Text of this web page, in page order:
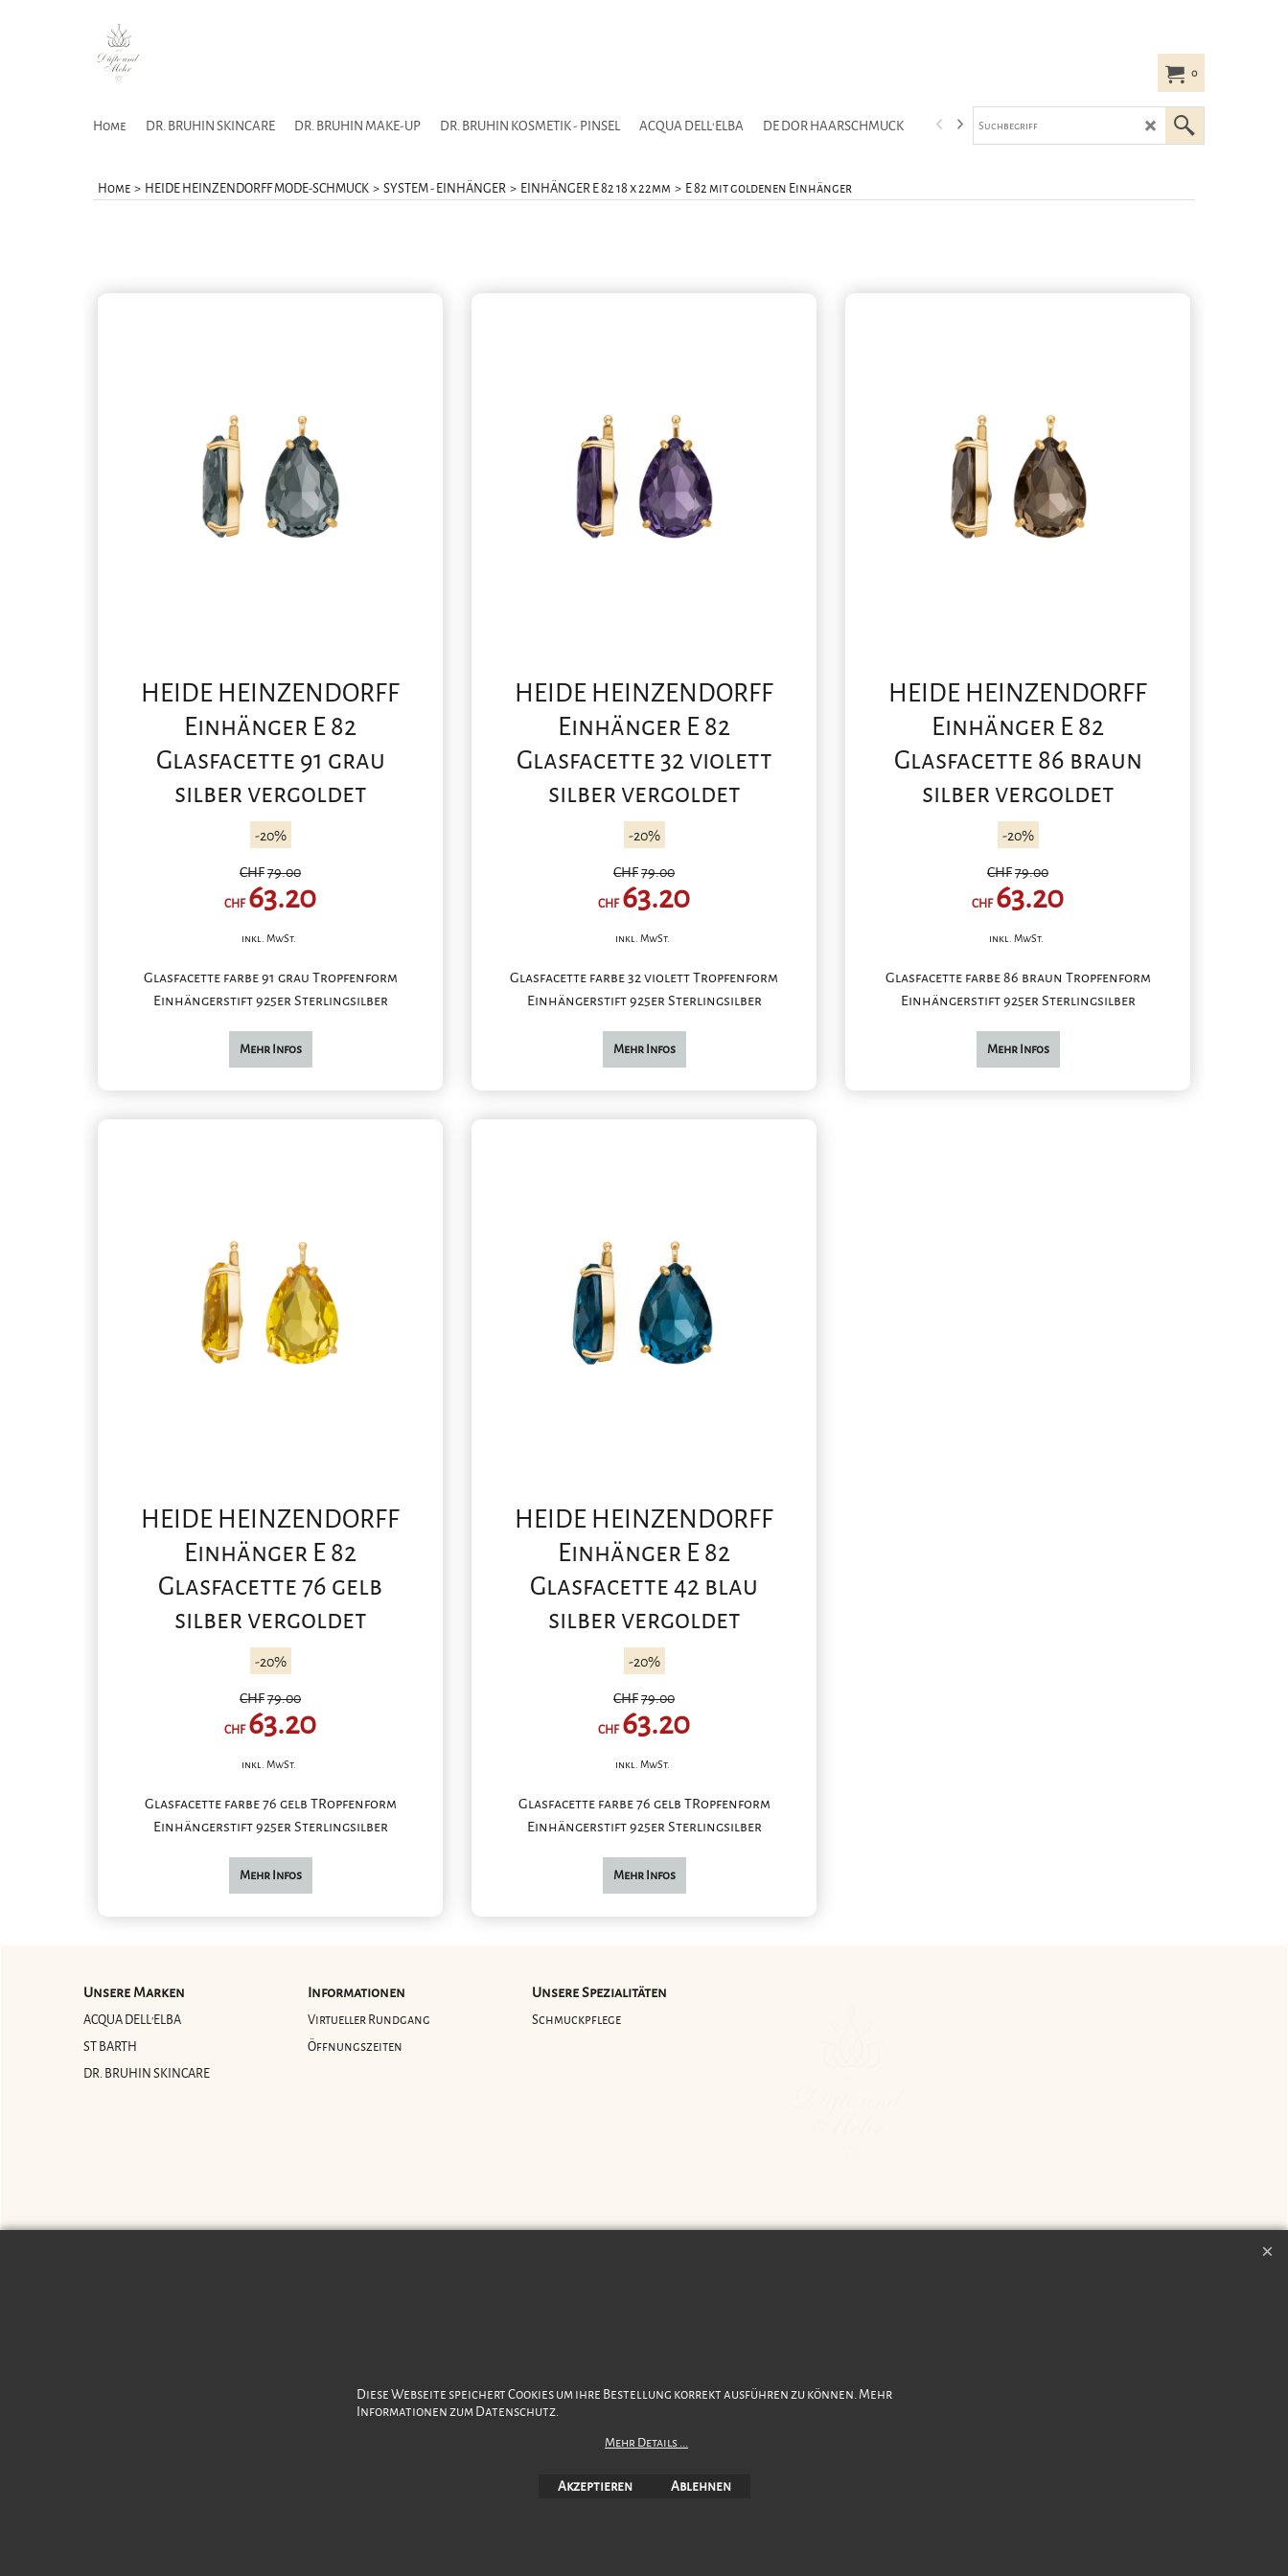
0
Home DR. BRUHIN SKINCARE DR. BRUHIN MAKE-UP DR. BRUHIN KOSMETIK - PINSEL ACQUA DELL'ELBA DE DOR HAARSCHMUCK HEIDE HEINZENDORFF MODE-SCHMUCK LEMPER
Home > HEIDE HEINZENDORFF MODE-SCHMUCK > SYSTEM - EINHÄNGER > EINHÄNGER E 82 18 x 22mm > E 82 mit goldenen Einhänger
HEIDE HEINZENDORFF
Einhänger E 82
Glasfacette 91 grau
silber vergoldet
-20%
CHF79.00
CHF 63.20
inkl. MwSt.
Glasfacette farbe 91 grau Tropfenform
Einhängerstift 925er Sterlingsilber
Mehr Infos
HEIDE HEINZENDORFF
Einhänger E 82
Glasfacette 32 violett
silber vergoldet
-20%
CHF79.00
CHF 63.20
inkl. MwSt.
Glasfacette farbe 32 violett Tropfenform
Einhängerstift 925er Sterlingsilber
Mehr Infos
HEIDE HEINZENDORFF
Einhänger E 82
Glasfacette 86 braun
silber vergoldet
-20%
CHF79.00
CHF 63.20
inkl. MwSt.
Glasfacette farbe 86 braun Tropfenform
Einhängerstift 925er Sterlingsilber
Mehr Infos
HEIDE HEINZENDORFF
Einhänger E 82
Glasfacette 76 gelb
silber vergoldet
-20%
CHF79.00
CHF 63.20
inkl. MwSt.
Glasfacette farbe 76 gelb TRopfenform
Einhängerstift 925er Sterlingsilber
Mehr Infos
HEIDE HEINZENDORFF
Einhänger E 82
Glasfacette 42 blau
silber vergoldet
-20%
CHF79.00
CHF 63.20
inkl. MwSt.
Glasfacette farbe 76 gelb TRopfenform
Einhängerstift 925er Sterlingsilber
Mehr Infos
Unsere Marken
ACQUA DELL'ELBA
ST BARTH
DR. BRUHIN SKINCARE
Informationen
Virtueller Rundgang
Öffnungszeiten
Unsere Spezialitäten
Schmuckpflege
17. Juni 2026
Software.
Diese Webseite speichert Cookies um ihre Bestellung korrekt ausführen zu können. Mehr
Informationen zum Datenschutz.
Mehr Details ...
Akzeptieren Ablehnen